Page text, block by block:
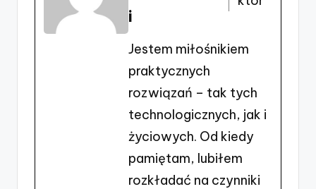
i
Jestem miłośnikiem
praktycznych
rozwiązań – tak tych
technologicznych, jak i
życiowych. Od kiedy
pamiętam, lubiłem
rozkładać na czynniki